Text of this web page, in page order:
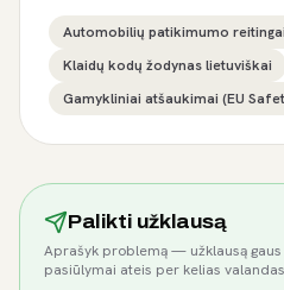
Automobilių patikimumo
Klaidų kodų žodynas lietuviškai
Gamykliniai atšaukimai (EU
Palikti užklausą
Aprašyk problemą — užklausą
pasiūlymai ateis per kelias